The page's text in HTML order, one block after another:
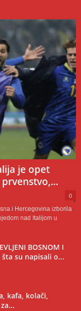
je opet
0
i Hercegovina izborila
nad Italijom u
BOSNOM I
šta su napisali o...
kafa, kolači,